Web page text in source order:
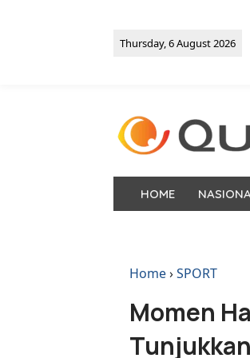
Thursday, 6 August 2026
HOME
Home›SPORT
Momen